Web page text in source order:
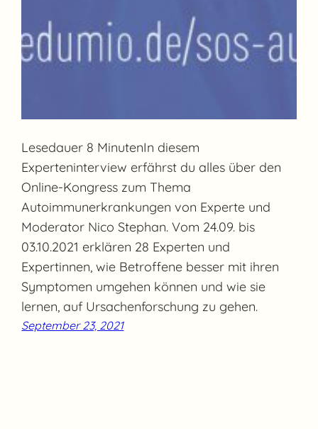
Lesedauer 8 MinutenIn diesem
Experteninterview erfährst du alles über den
Online-Kongress zum Thema
Autoimmunerkrankungen von Experte und
Moderator Nico Stephan. Vom 24.09. bis
03.10.2021 erklären 28 Experten und
Expertinnen, wie Betroffene besser mit ihren
Symptomen umgehen können und wie sie
lernen, auf Ursachenforschung zu gehen.
September 23, 2021